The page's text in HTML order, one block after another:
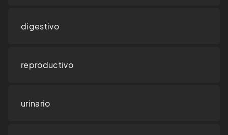
digestivo
reproductivo
urinario